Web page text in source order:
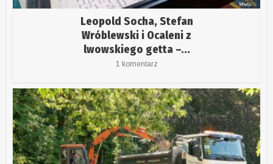
Leopold Socha, Stefan
Wróblewski i Ocaleni z
lwowskiego getta –...
1 komentarz